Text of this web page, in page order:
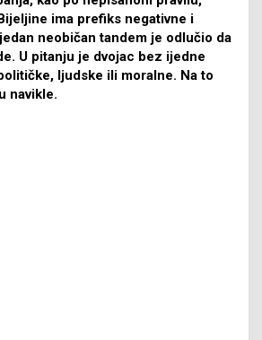
ima prefiks negativne i
neobičan tandem je odlučio da
U pitanju je dvojac bez ijedne
ljudske ili moralne. Na to
navikle.